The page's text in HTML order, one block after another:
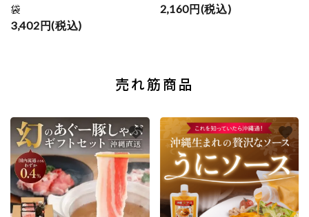
袋
3,402円(税込)
2,160円(税込)
売れ筋商品
favorite favorite